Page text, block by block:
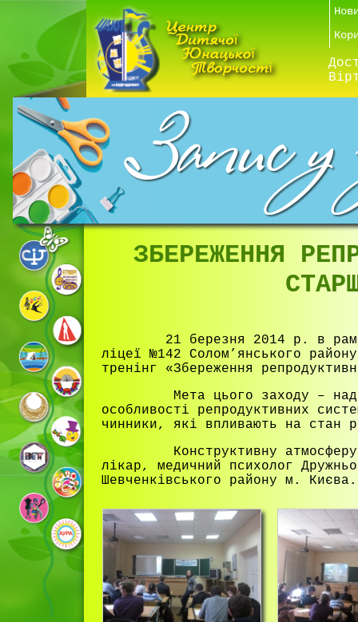
ЗБЕРЕЖЕННЯ
21 березня 2014 р. в рамках
ліцеї №142 Солом’янського
тренінг «Збереження
Мета цього заходу – надати
особливості репродуктивних
чинники, які впливають на стан
Конструктивну атмосферу
лікар, медичний психолог
Шевченківського району м. Києва.